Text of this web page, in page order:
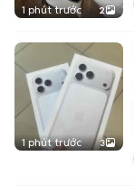
1 phút trước 2
1 phút trước 3